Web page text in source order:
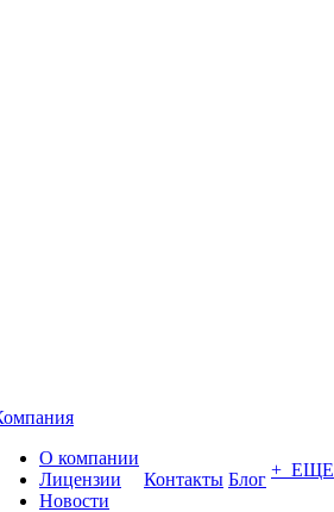
О компании
Лицензии
Новости
Контакты Блог + ЕЩЕ